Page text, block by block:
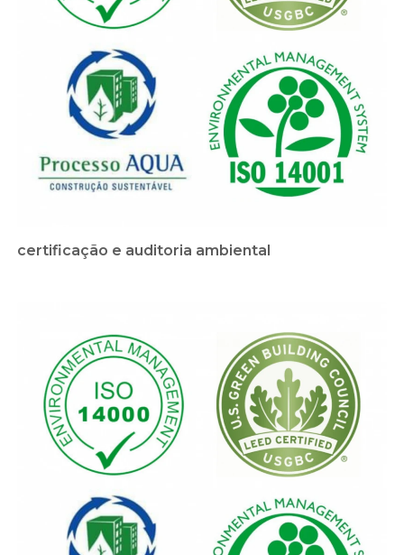
certificação e auditoria ambiental